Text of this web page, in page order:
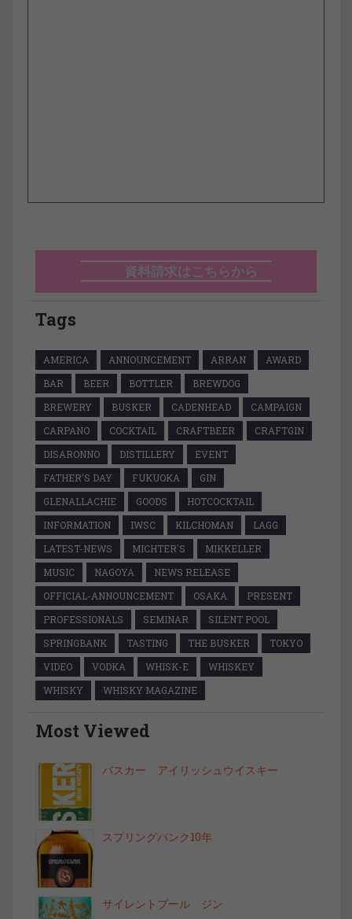
資料請求はこちらから
Tags
AMERICA ANNOUNCEMENT ARRAN
AWARD
BAR
BEER BOTTLER
BREWDOG
BREWERY
BUSKER CADENHEAD
CAMPAIGN
CARPANO
COCKTAIL CRAFTBEER
CRAFTGIN
DISARONNO
DISTILLERY
EVENT
FATHER'S DAY
FUKUOKA
GIN
GLENALLACHIE
GOODS
HOTCOCKTAIL
INFORMATION
IWSC KILCHOMAN
LAGG
LATEST-NEWS
MICHTER'S
MIKKELLER
MUSIC
NAGOYA
NEWS RELEASE
OFFICIAL-ANNOUNCEMENT
OSAKA
PRESENT
PROFESSIONALS
SEMINAR
SILENT POOL
SPRINGBANK
TASTING THE BUSKER
TOKYO
VIDEO
VODKA WHISK-E
WHISKEY
WHISKY
WHISKY MAGAZINE
Most Viewed
バスカー アイリッシュウイスキー
スプリングバンク10年
サイレントプール ジン